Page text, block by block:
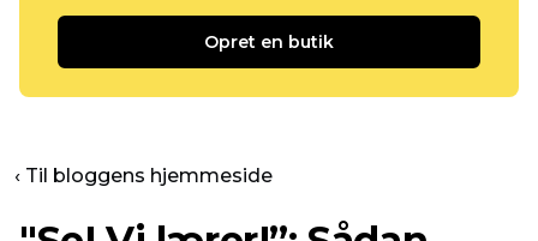
Opret en butik
‹ Til bloggens hjemmeside